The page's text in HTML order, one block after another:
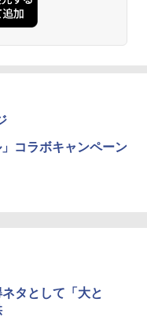
コラボキャンペーン
タとして「大と